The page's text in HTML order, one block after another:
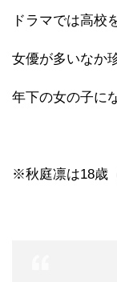
ドラマでは高校
女優が多いなか
年下の女の子に
※秋庭凛は18歳